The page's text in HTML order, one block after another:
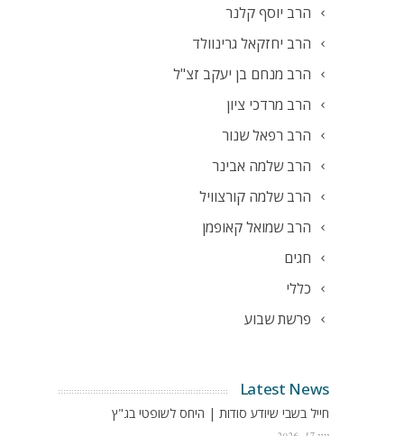
הרב יוסף קלנר
הרב יחזקאל גרינוולד
הרב מנחם בן יעקב זצ"ל
הרב מרדכי ציון
הרב רפאל שנור
הרב שלמה אבינר
הרב שלמה קורצוויל
הרב שמואל קאופמן
חגים
כללי
פרשת שבוע
Latest News
חייל בשבי שיודע סודות | היחס לשופטי בג"ץ